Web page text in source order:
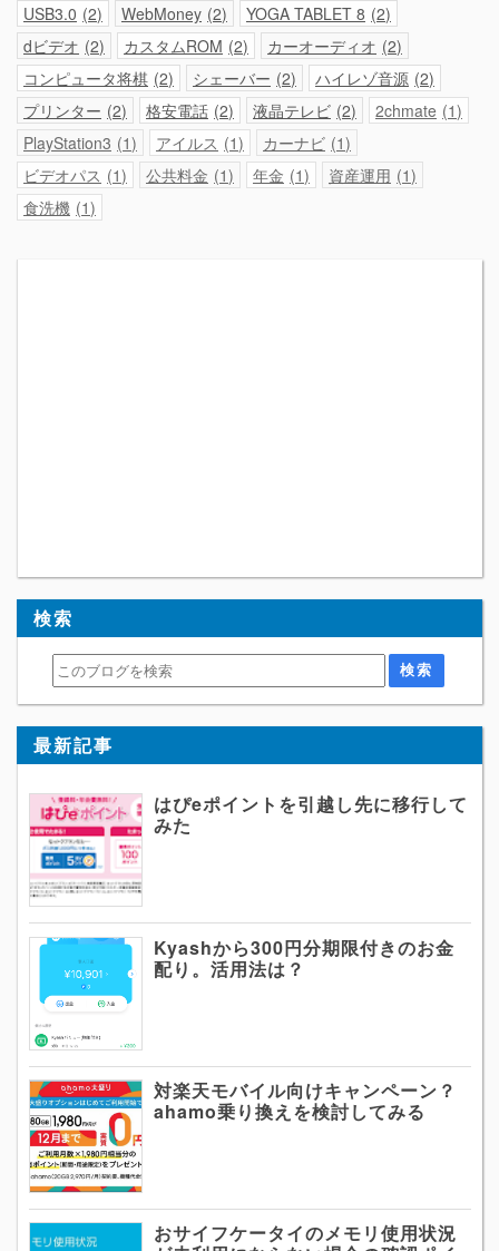
USB3.0 2 WebMoney 2 YOGA TABLET 8 2
dビデオ 2 カスタムROM 2 カーオーディオ 2
コンピュータ将棋 2 シェーバー 2 ハイレゾ音源 2
プリンター 2 格安電話 2 液晶テレビ 2 2chmate 1
PlayStation3 1 アイルス 1 カーナビ 1
ビデオパス
1 公共料金 1 年金 1 資産運用 1
食洗機 1
検索
最新記事
はぴeポイントを引越し先に移行して
みた
Kyashから300円分期限付きのお金
配り。活用法は？
対楽天モバイル向けキャンペーン？
ahamo乗り換えを検討してみる
おサイフケータイのメモリ使用状況